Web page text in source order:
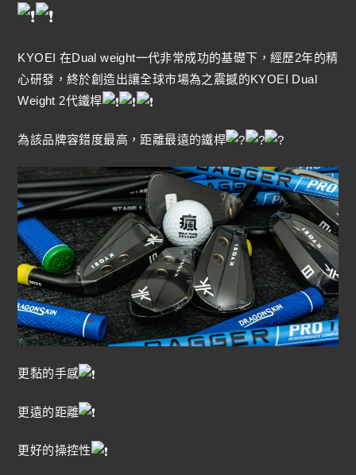
KYOEI 在Dual weight一代非常成功的基礎下，經歷2年的精
心研發，終於創造出讓全球市場為之震撼的KYOEI Dual
Weight 2代鐵桿
為該品牌容錯度最高，距離最遠的鐵桿
更黏的手感
更遠的距離
更好的操控性